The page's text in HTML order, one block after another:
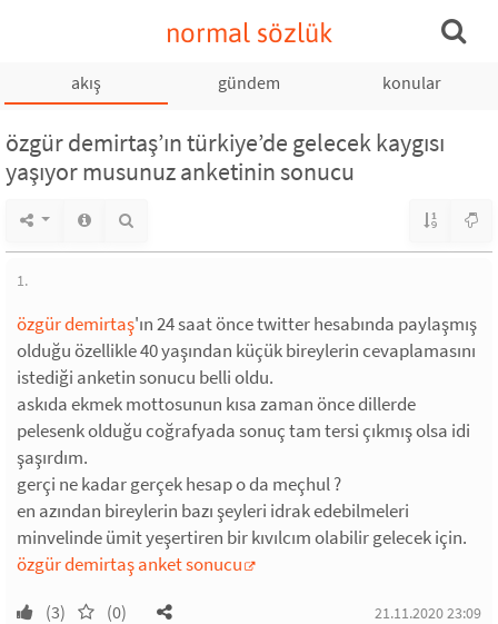
normal sözlük
akış gündem konular
özgür demirtaş’ın türkiye’de gelecek kaygısı
yaşıyor musunuz anketinin sonucu
1.
özgür demirtaş'ın 24 saat önce twitter hesabında paylaşmış
olduğu özellikle 40 yaşından küçük bireylerin cevaplamasını
istediği anketin sonucu belli oldu.
askıda ekmek mottosunun kısa zaman önce dillerde
pelesenk olduğu coğrafyada sonuç tam tersi çıkmış olsa idi
şaşırdım.
gerçi ne kadar gerçek hesap o da meçhul ?
en azından bireylerin bazı şeyleri idrak edebilmeleri
minvelinde ümit yeşertiren bir kıvılcım olabilir gelecek için.
özgür demirtaş anket sonucu
(3) (0) 21.11.2020 23:09